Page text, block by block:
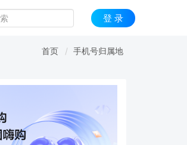
登 录
首页 手机号归属地